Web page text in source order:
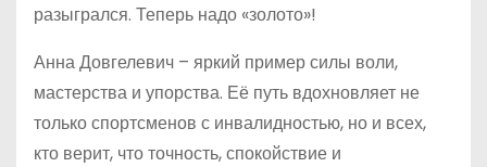
разыгрался. Теперь надо «золото»!
Анна Довгелевич – яркий пример силы воли,
мастерства и упорства. Её путь вдохновляет не
только спорт­сменов с инвалидностью, но и всех,
кто верит, что точность, спокойствие и